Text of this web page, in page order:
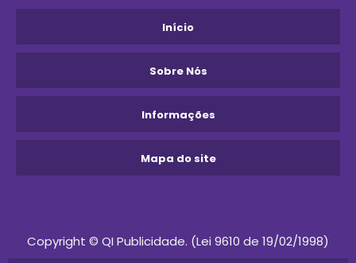
Início
Sobre Nós
Informações
Mapa do site
Copyright © QI Publicidade. (Lei 9610 de 19/02/1998)